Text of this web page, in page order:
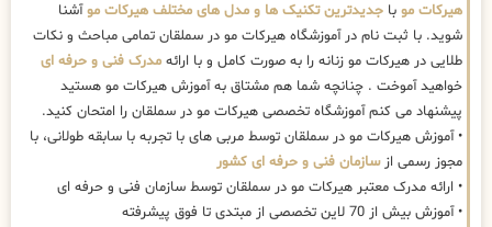
هیرکات مو با جدیدترین تکنیک ها و مدل های مختلف هیرکات موآشنا
شوید. با ثبت نام در آموزشگاه هیرکات مو در سملقان تمامی مباحث و نکات
طلایی در هیرکات مو زنانه را به صورت کامل و با ارائه مدرک فنی و حرفه ای
خواهید آموخت . چنانچه شما هم مشتاق به آموزش هیرکات مو هستید
پیشنهاد می کنم آموزشگاه تخصصی هیرکات مو در سملقان را امتحان کنید.
• آموزش هیرکات مو در سملقان توسط مربی های با تجربه با سابقه طولانی، با
مجوز رسمی ازسازمان فنی و حرفه ای کشور
• ارائه مدرک معتبر هیرکات مو در سملقان توسط سازمان فنی و حرفه ای
• آموزش بیش از 70 لاین تخصصی از مبتدی تا فوق پیشرفته